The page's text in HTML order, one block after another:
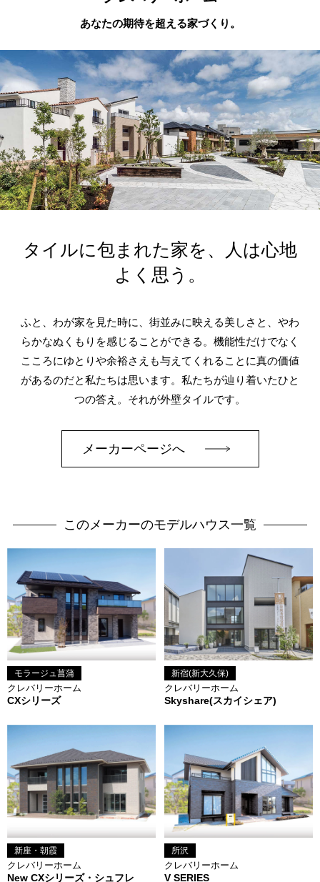
あなたの期待を超える家づくり。
タイルに包まれた家を、人は心地
よく思う。
ふと、わが家を見た時に、街並みに映える美しさと、やわ
らかなぬくもりを感じることができる。機能性だけでなく
こころにゆとりや余裕さえも与えてくれることに真の価値
があるのだと私たちは思います。私たちが辿り着いたひと
つの答え。それが外壁タイルです。
メーカーページへ
このメーカーのモデルハウス一覧
モラージュ菖蒲
クレバリーホーム
CXシリーズ
新宿(新大久保)
クレバリーホーム
Skyshare(スカイシェア)
新座・朝霞
クレバリーホーム
New CXシリーズ・シュフレ
所沢
クレバリーホーム
V SERIES